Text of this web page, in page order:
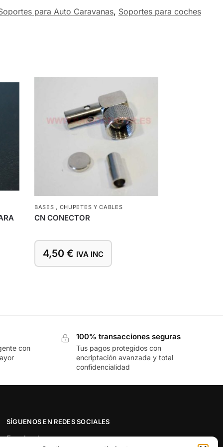
para Auto Caravanas, Soportes para coches
BASES , CHUPETES Y CABLES
CN CONECTOR
4,50€ IVA INC
con
100% transacciones seguras
Tus pagos protegidos con
encriptación avanzada y total
confidencialidad
SÍGUENOS EN REDES SOCIALES
Facebook